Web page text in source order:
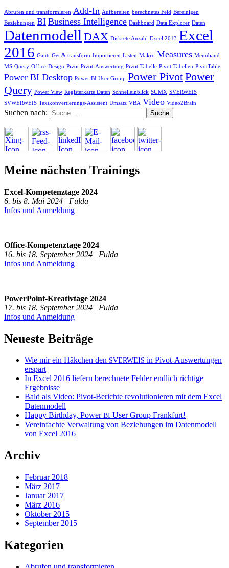
Abrufen und transformieren Add-In Aufbereiten berechnetes Feld Bereinigen
Beziehungen BI Business Intelligence Dashboard Data Explorer Daten
Datenmodell DAX Diskrete Anzahl Excel 2013 Excel
2016 Gantt Get & transform Importieren Listen Makro Measures Menüband
MS-Query Office-Design Pivot Pivot-Auswertung Pivot-Tabelle Pivot-Tabellen PivotTable
Power BI Desktop Power BI User Group Power PivotPower
Query Power View Registerkarte Daten Schnelleinblick SUMX SVERWEIS
SVWERWEIS Textkonvertierungs-Assistent Umsatz VBA Video Video2Brain
Suchen nach:
Meine nächsten Trainings
Excel-Kompetenztage 2024
6. bis 8. Mai 2024 | Fulda
Infos und Anmeldung
Office-Kompetenztage 2024
16. bis 18. September 2024 | Fulda
Infos und Anmeldung
PowerPoint-Kreativtage 2024
17. bis 18. September 2024 | Fulda
Infos und Anmeldung
Neueste Beiträge
Wie mir ein Häkchen den SVERWEIS in Pivot-Auswertungen
erspart
In Excel 2016 liefern berechnete Felder endlich richtige
Ergebnisse
Bald als Video: Pivot-Berichte revolutionieren mit dem Excel
Datenmodell
Happy Birthday, PowerBI User Group Frankfurt!
Vereinfachte Verwaltung von Beziehungen im Datenmodell
von Excel 2016
Archiv
Februar 2018
März 2017
Januar 2017
März 2016
Oktober 2015
September 2015
Kategorien